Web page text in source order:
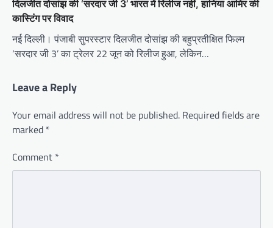
दिलजीत दोसांझ की ‘सरदार जी 3’ भारत में रिलीज नहीं, हानिया आमिर की
कास्टिंग पर विवाद
नई दिल्ली। पंजाबी सुपरस्टार दिलजीत दोसांझ की बहुप्रतीक्षित फिल्म
‘सरदार जी 3’ का ट्रेलर 22 जून को रिलीज हुआ, लेकिन…
Leave a Reply
Your email address will not be published. Required fields are
marked *
Comment *